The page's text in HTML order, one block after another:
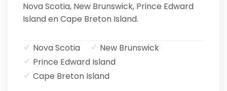
Nova Scotia, New Brunswick, Prince Edward
Island en Cape Breton Island.
Nova Scotia
New Brunswick
Prince Edward Island
Cape Breton Island